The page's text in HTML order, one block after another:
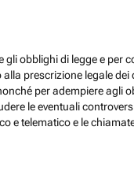
obblighi di legge e per
prescrizione legale
per adempiere agli
le eventuali
e telematico e le